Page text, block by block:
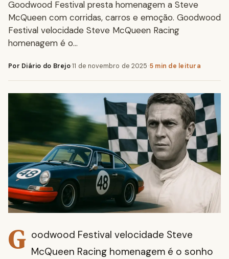
Goodwood Festival presta homenagem a Steve
McQueen com corridas, carros e emoção. Goodwood
Festival velocidade Steve McQueen Racing
homenagem é o…
Por Diário do Brejo·11 de novembro de 2025·5 min de leitura
G oodwood Festival velocidade Steve
McQueen Racing homenagem é o sonho